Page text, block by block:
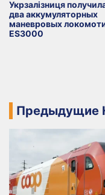
Укрзалізниця
два аккумуляторных
маневровых
ES3000
Предыдущие